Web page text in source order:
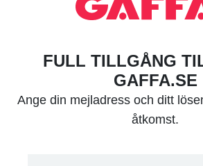
FULL TILLGÅNG
GAFFA.SE
Ange din mejladress och ditt
åtkomst.